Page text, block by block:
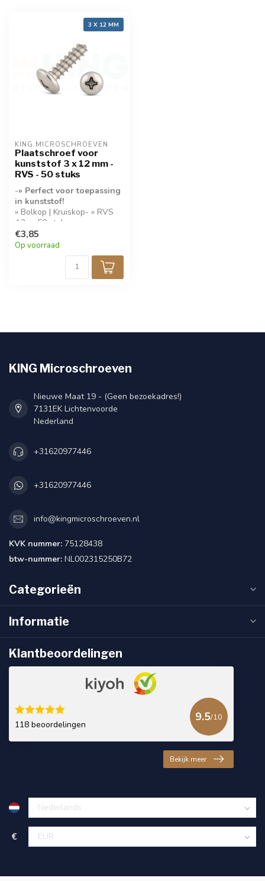
3 X 12 MM
KING MICROSCHROEVEN
Plaatschroef voor
kunststof 3 x 12 mm -
RVS - 50 stuks
-» Perfect voor toepassing
in kunststof!
» Bolkop | Kruiskop- » RVS
A2- » 50 stuks per
verpakking-
€3,85
Op voorraad
KING Microschroeven
Nieuwe Maat 19 - (Geen bezoekadres!)
7131EK Lichtenvoorde
Nederland
+31620977446
+31620977446
info@kingmicroschroeven.nl
KVK nummer: 75128438
btw-nummer: NL002315250B72
Categorieën
Informatie
Klantbeoordelingen
118 beoordelingen
9.5/10
Bekijk meer
€